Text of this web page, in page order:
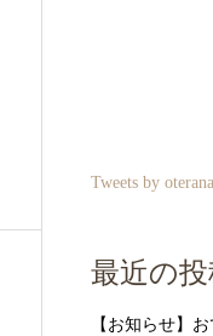
Tweets by
最近の投
【お知らせ】